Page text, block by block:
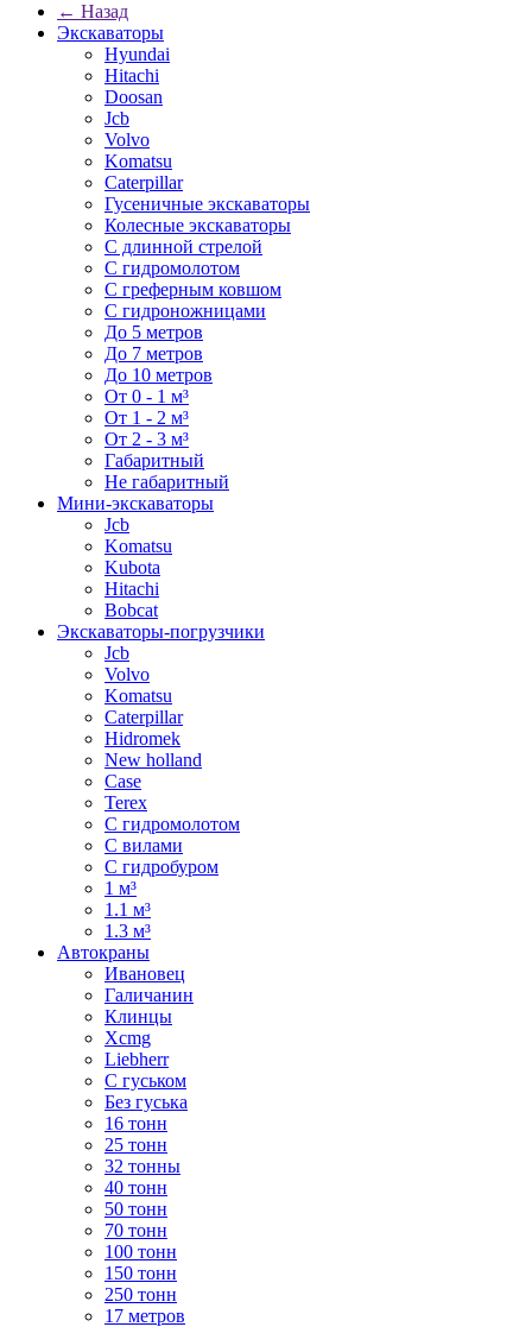
← Назад
Экскаваторы
Hyundai
Hitachi
Doosan
Jcb
Volvo
Komatsu
Caterpillar
Гусеничные экскаваторы
Колесные экскаваторы
С длинной стрелой
С гидромолотом
С греферным ковшом
С гидроножницами
До 5 метров
До 7 метров
До 10 метров
От 0 - 1 м³
От 1 - 2 м³
От 2 - 3 м³
Габаритный
Не габаритный
Мини-экскаваторы
Jcb
Komatsu
Kubota
Hitachi
Bobcat
Экскаваторы-погрузчики
Jcb
Volvo
Komatsu
Caterpillar
Hidromek
New holland
Case
Terex
С гидромолотом
С вилами
С гидробуром
1 м³
1.1 м³
1.3 м³
Автокраны
Ивановец
Галичанин
Клинцы
Xcmg
Liebherr
С гуськом
Без гуська
16 тонн
25 тонн
32 тонны
40 тонн
50 тонн
70 тонн
100 тонн
150 тонн
250 тонн
17 метров